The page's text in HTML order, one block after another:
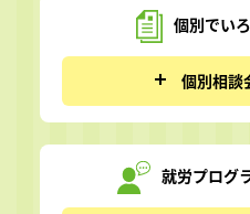
個別でい
個別相談
就労プログ